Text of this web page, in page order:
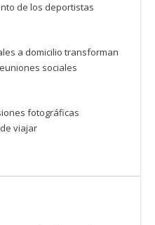
de los deportistas
a domicilio transforman
sociales
fotográficas
viajar